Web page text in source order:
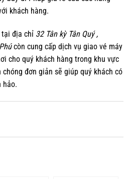
khách hàng.
tại địa chỉ 32 Tân kỳ Tân Quý ,
còn cung cấp dịch vụ giao vé máy
cho quý khách hàng trong khu vực
đơn giản sẽ giúp quý khách có
hảo.